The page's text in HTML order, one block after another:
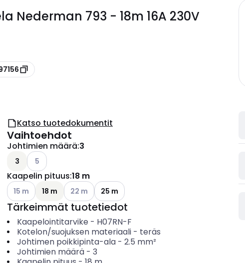
Nederman 793 - 18m 16A 230V
Katso tuotedokumentit
Vaihtoehdot
Johtimien määrä:3
3 Katso käytettävissä olevat vaihtoehdot
5
Kaapelin pituus:18 m
Katso käytettävissä olevat vaihtoehdot
15 m 18 m Katso käytettävissä olevat vaihtoehdot
22 m 25 m
Tärkeimmät tuotetiedot
Kaapelointitarvike - H07RN-F
Kotelon/suojuksen materiaali- teräs
Johtimen poikkipinta-ala- 2.5 mm²
Johtimien määrä- 3